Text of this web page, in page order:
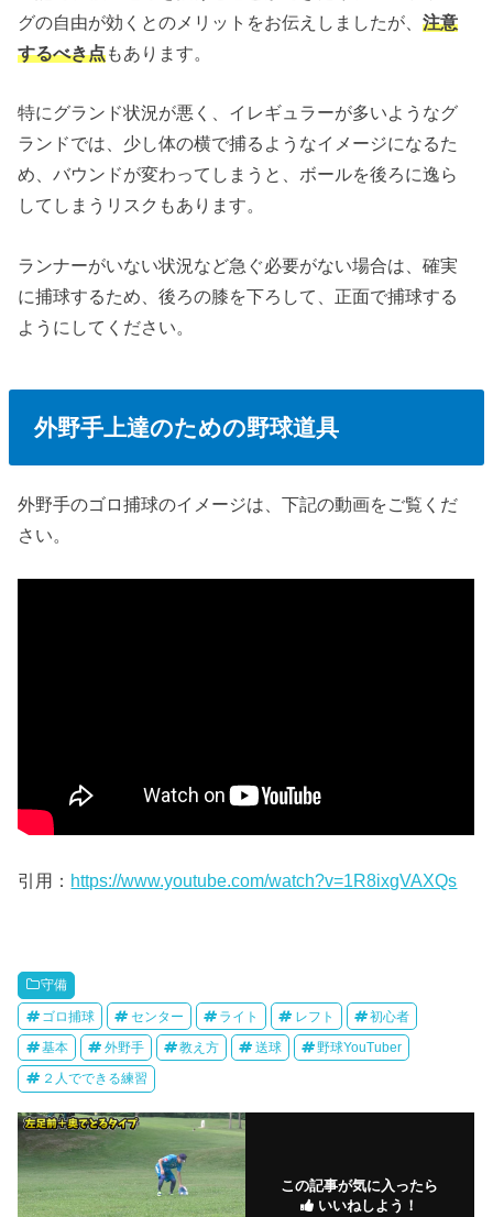
グの自由が効くとのメリットをお伝えしましたが、注意
するべき点もあります。
特にグランド状況が悪く、イレギュラーが多いようなグ
ランドでは、少し体の横で捕るようなイメージになるた
め、バウンドが変わってしまうと、ボールを後ろに逸ら
してしまうリスクもあります。
ランナーがいない状況など急ぐ必要がない場合は、確実
に捕球するため、後ろの膝を下ろして、正面で捕球する
ようにしてください。
外野手上達のための野球道具
外野手のゴロ捕球のイメージは、下記の動画をご覧くだ
さい。
引用： https://www.youtube.com/watch?v=1R8ixgVAXQs
守備
ゴロ捕球 センター ライト レフト 初心者
基本 外野手 教え方 送球 野球YouTuber
２人でできる練習
この記事が気に入ったら
いいねしよう！